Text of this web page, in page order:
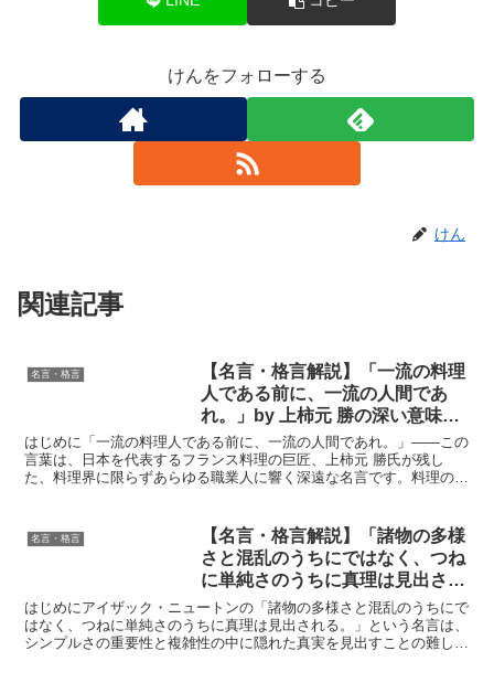
けんをフォローする
けん
関連記事
名言・格言
【名言・格言解説】「一流の料理
人である前に、一流の人間であ
れ。」by 上柿元 勝の深い意味と
得られる教訓
はじめに「一流の料理人である前に、一流の人間であれ。」——この
言葉は、日本を代表するフランス料理の巨匠、上柿元 勝氏が残し
た、料理界に限らずあらゆる職業人に響く深遠な名言です。料理の技
名言・格言
【名言・格言解説】「諸物の多様
さと混乱のうちにではなく、つね
に単純さのうちに真理は見出され
る。」by ニュートンの深い意味
と得られる教訓
はじめにアイザック・ニュートンの「諸物の多様さと混乱のうちにで
はなく、つねに単純さのうちに真理は見出される。」という名言は、
シンプルさの重要性と複雑性の中に隠れた真実を見出すことの難しさ